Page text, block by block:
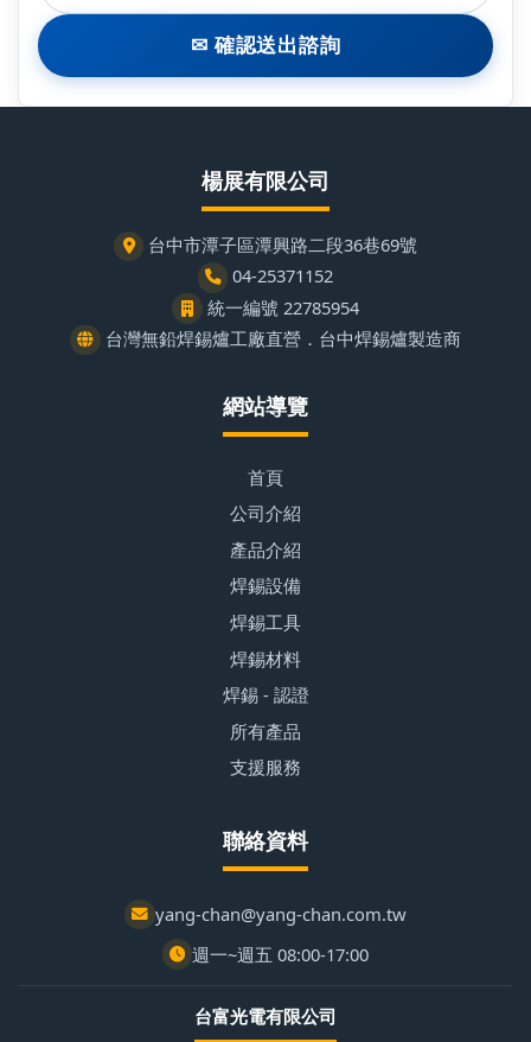
✉ 確認送出諮詢
楊展有限公司
台中市潭子區潭興路二段36巷69號
04-25371152
統一編號 22785954
台灣無鉛焊錫爐工廠直營．台中焊錫爐製造商
網站導覽
首頁
公司介紹
產品介紹
焊錫設備
焊錫工具
焊錫材料
焊錫 - 認證
所有產品
支援服務
聯絡資料
yang-chan@yang-chan.com.tw
週一~週五 08:00-17:00
台富光電有限公司